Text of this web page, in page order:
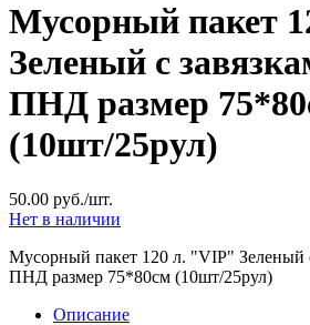
Мусорный пакет
Зеленый с
ПНД размер
(10шт/25рул)
50.00 руб./шт.
Нет в наличии
Мусорный пакет 120 л. "VIP" Зеленый
ПНД размер 75*80см (10шт/25рул)
Описание